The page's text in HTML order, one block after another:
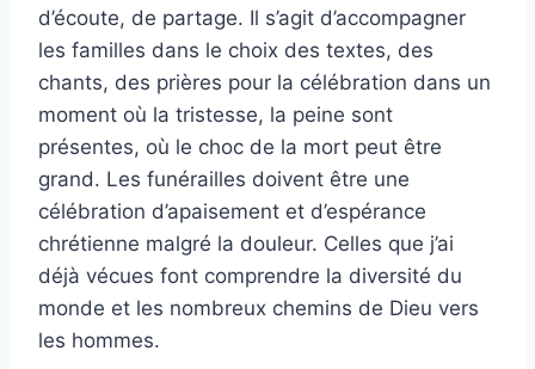
d’écoute, de partage. Il s’agit d’accompagner
les familles dans le choix des textes, des
chants, des prières pour la célébration dans un
moment où la tristesse, la peine sont
présentes, où le choc de la mort peut être
grand. Les funérailles doivent être une
célébration d’apaisement et d’espérance
chrétienne malgré la douleur. Celles que j’ai
déjà vécues font comprendre la diversité du
monde et les nombreux chemins de Dieu vers
les hommes.